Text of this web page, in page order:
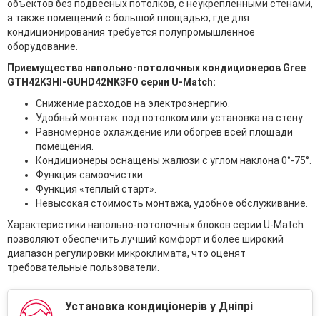
объектов без подвесных потолков, с неукрепленными стенами,
а также помещений с большой площадью, где для
кондиционирования требуется полупромышленное
оборудование.
Приемущества напольно-потолочных кондиционеров Gree
GTH42K3HI-GUHD42NK3FO серии U-Match:
Снижение расходов на электроэнергию.
Удобный монтаж: под потолком или установка на стену.
Равномерное охлаждение или обогрев всей площади
помещения.
Кондиционеры оснащены жалюзи с углом наклона 0°-75°.
Функция самоочистки.
Функция «теплый старт».
Невысокая стоимость монтажа, удобное обслуживание.
Характеристики напольно-потолочных блоков серии U-Match
позволяют обеспечить лучший комфорт и более широкий
диапазон регулировки микроклимата, что оценят
требовательные пользователи.
Установка кондиціонерів у Дніпрі